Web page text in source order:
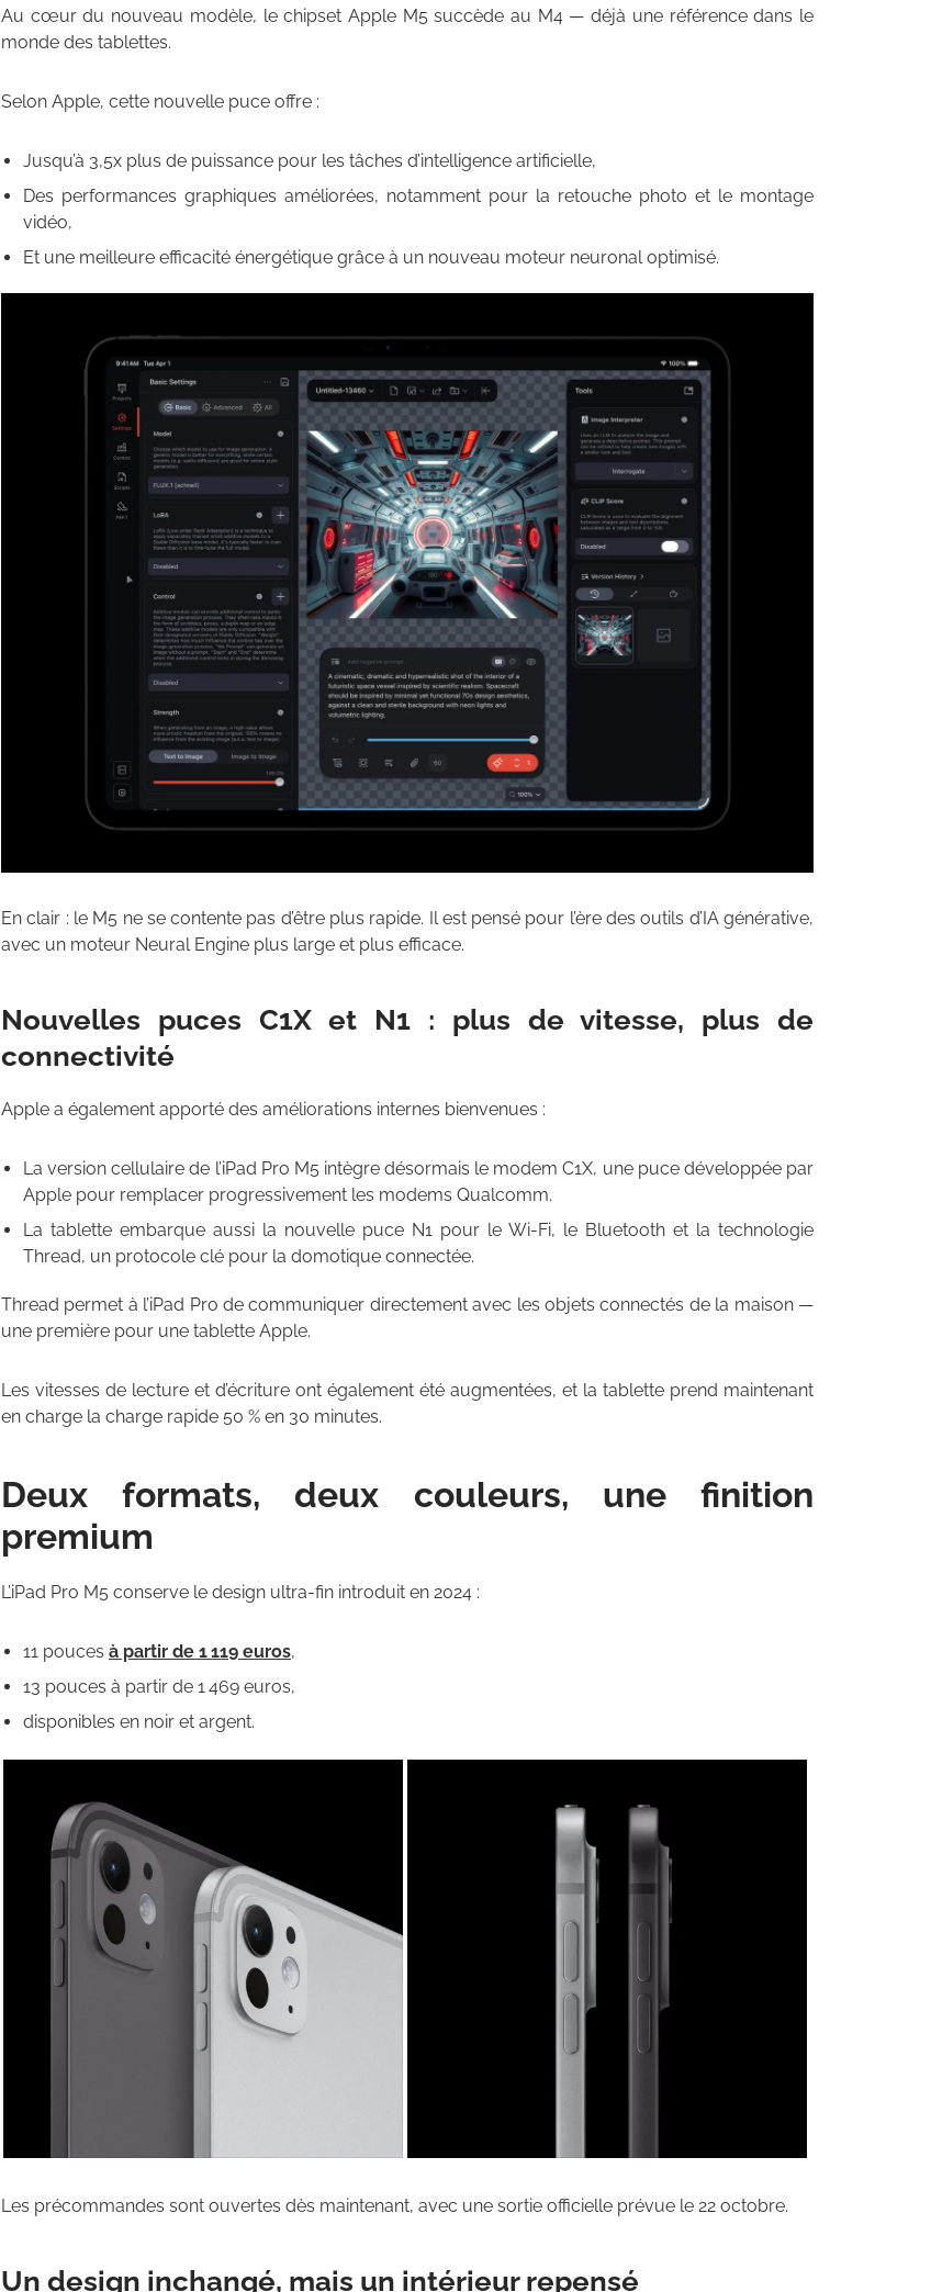
Au cœur du nouveau modèle, le chipset Apple M5 succède au M4 — déjà une référence dans le
monde des tablettes.
Selon Apple, cette nouvelle puce offre :
Jusqu’à 3,5x plus de puissance pour les tâches d’intelligence artificielle,
Des performances graphiques améliorées, notamment pour la retouche photo et le montage
vidéo,
Et une meilleure efficacité énergétique grâce à un nouveau moteur neuronal optimisé.
En clair : le M5 ne se contente pas d’être plus rapide. Il est pensé pour l’ère des outils d’IA générative,
avec un moteur Neural Engine plus large et plus efficace.
Nouvelles puces C1X et N1 : plus de vitesse, plus de
connectivité
Apple a également apporté des améliorations internes bienvenues :
La version cellulaire de l’iPad Pro M5 intègre désormais le modem C1X, une puce développée par
Apple pour remplacer progressivement les modems Qualcomm.
La tablette embarque aussi la nouvelle puce N1 pour le Wi-Fi, le Bluetooth et la technologie
Thread, un protocole clé pour la domotique connectée.
Thread permet à l’iPad Pro de communiquer directement avec les objets connectés de la maison —
une première pour une tablette Apple.
Les vitesses de lecture et d’écriture ont également été augmentées, et la tablette prend maintenant
en charge la charge rapide 50 % en 30 minutes.
Deux formats, deux couleurs, une finition
premium
L’iPad Pro M5 conserve le design ultra-fin introduit en 2024 :
11 pouces à partir de 1 119 euros,
13 pouces à partir de 1 469 euros,
disponibles en noir et argent.
Les précommandes sont ouvertes dès maintenant, avec une sortie officielle prévue le 22 octobre.
Un design inchangé, mais un intérieur repensé